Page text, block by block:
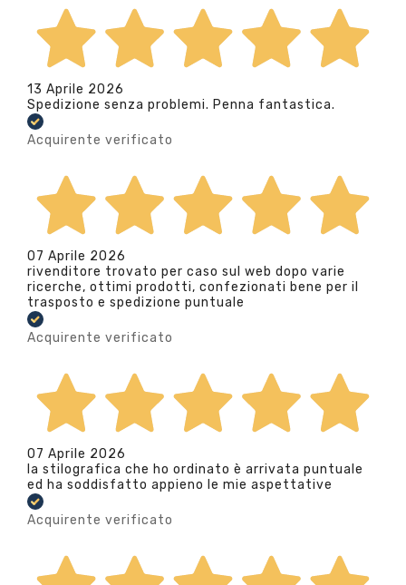
13 Aprile 2026
Spedizione senza problemi. Penna fantastica.
Acquirente verificato
07 Aprile 2026
rivenditore trovato per caso sul web dopo varie
ricerche, ottimi prodotti, confezionati bene per il
trasposto e spedizione puntuale
Acquirente verificato
07 Aprile 2026
la stilografica che ho ordinato è arrivata puntuale
ed ha soddisfatto appieno le mie aspettative
Acquirente verificato